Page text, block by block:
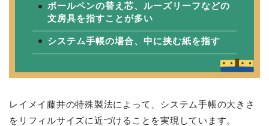
ボールペンの替え芯、ルーズリーフなどの
文房具を指すことが多い
システム手帳の場合、中に挟む紙を指す
レイメイ藤井の特殊製法によって、システム手帳の大きさ
をリフィルサイズに近づけることを実現しています。